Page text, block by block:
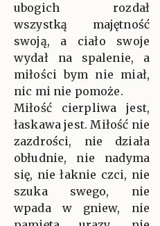
ubogich rozdał
wszystką majętność
swoją, a ciało swoje
wydał na spalenie, a
miłości bym nie miał,
nic mi nie pomoże.
Miłość cierpliwa jest,
łaskawa jest. Miłość nie
zazdrości, nie działa
obłudnie, nie nadyma
się, nie łaknie czci, nie
szuka swego, nie
wpada w gniew, nie